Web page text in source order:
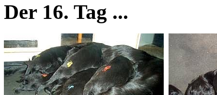
Der 16. Tag ...